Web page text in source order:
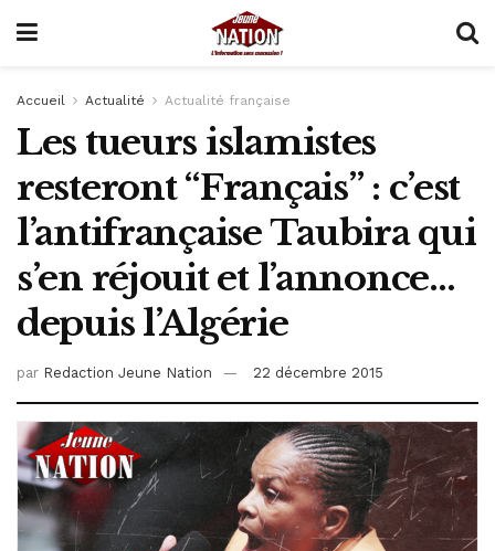
Accueil Actualité Actualité française
Les tueurs islamistes
resteront “Français” : c’est
l’antifrançaise Taubira qui
s’en réjouit et l’annonce…
depuis l’Algérie
par Redaction Jeune Nation 22 décembre 2015